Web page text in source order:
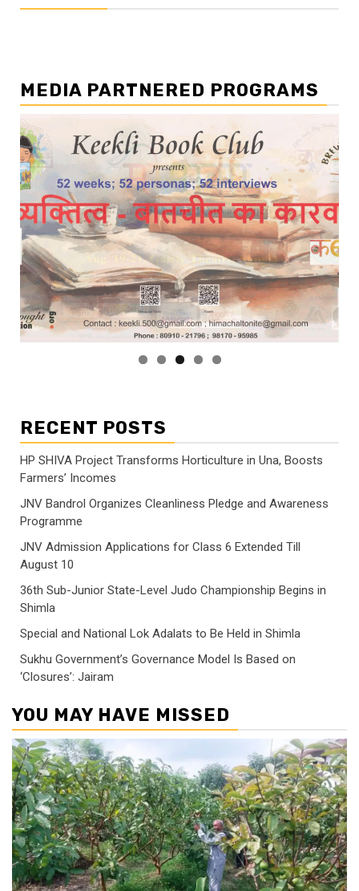
MEDIA PARTNERED PROGRAMS
RECENT POSTS
HP SHIVA Project Transforms Horticulture in Una, Boosts
Farmers’ Incomes
JNV Bandrol Organizes Cleanliness Pledge and Awareness
Programme
JNV Admission Applications for Class 6 Extended Till
August 10
36th Sub-Junior State-Level Judo Championship Begins in
Shimla
Special and National Lok Adalats to Be Held in Shimla
Sukhu Government’s Governance Model Is Based on
‘Closures’: Jairam
YOU MAY HAVE MISSED